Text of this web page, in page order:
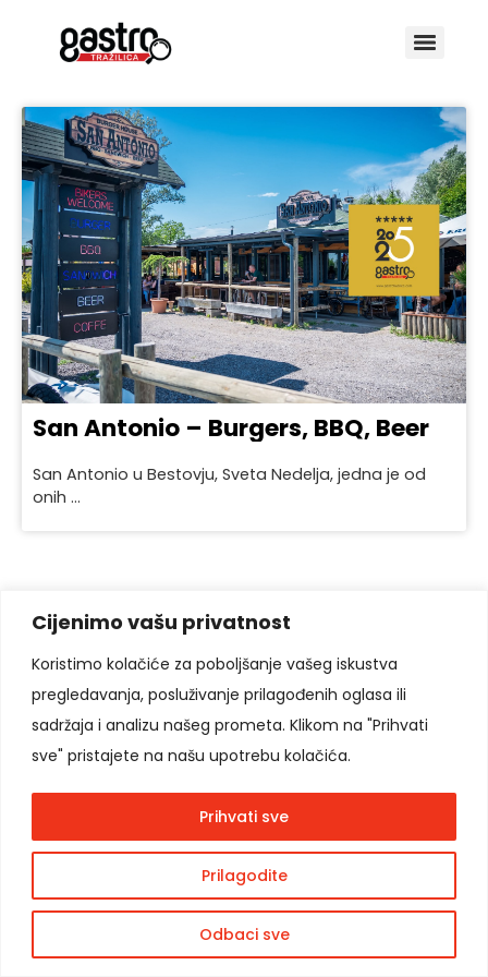
Cijenimo vašu privatnost
Koristimo kolačiće za poboljšanje vašeg iskustva
pregledavanja, posluživanje prilagođenih oglasa ili
sadržaja i analizu našeg prometa. Klikom na "Prihvati
sve" pristajete na našu upotrebu kolačića.
Prilagodite
Odbaci sve
Prihvati sve
San Antonio – Burgers, BBQ, Beer
San Antonio u Bestovju, Sveta Nedelja, jedna je od
onih ...
Pratite nas
podržana.
Politika privatnosti